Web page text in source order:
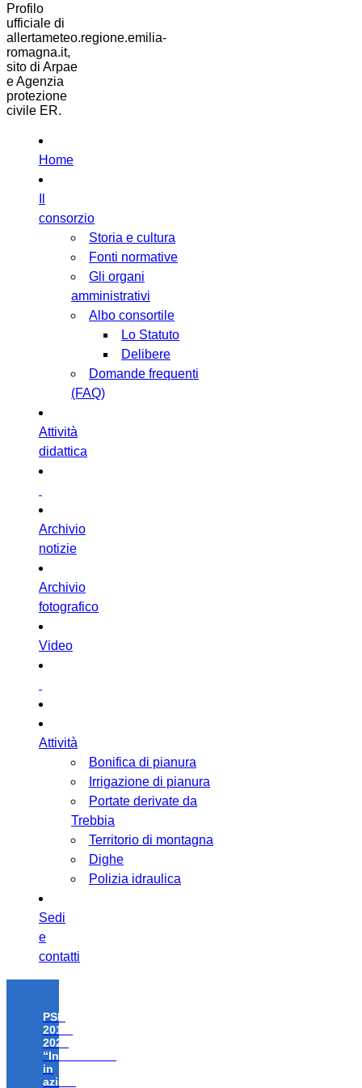
Profilo
ufficiale di
allertameteo.regione.emilia-
romagna.it,
sito di Arpae
e Agenzia
protezione
civile ER.
Home
consorzio
Storia e cultura
Fonti normative
Gli organi
amministrativi
Albo consortile
Lo Statuto
Delibere
Domande frequenti
(FAQ)
Attività
didattica
Archivio
notizie
Archivio
fotografico
Video
Attività
Bonifica di pianura
Irrigazione di pianura
Portate derivate da
Trebbia
Territorio di montagna
Dighe
Polizia idraulica
Sedi
e
contatti
PSR
2014-
2020
“Investimenti
in
azioni